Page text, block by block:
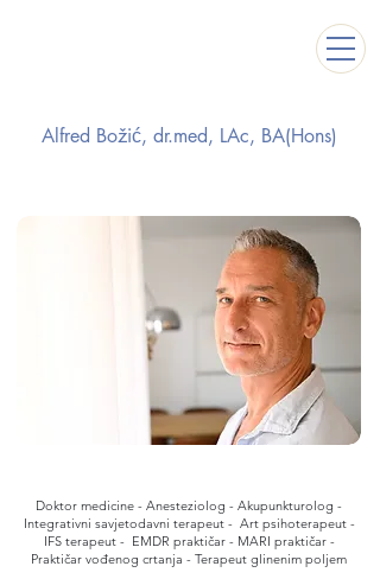
Alfred Božić, dr.med, LAc, BA(Hons)
Doktor medicine - Anesteziolog - Akupunkturolog -
Integrativni savjetodavni terapeut - Art psihoterapeut -
IFS terapeut - EMDR praktičar - MARI praktičar -
Praktičar vođenog crtanja - Terapeut glinenim poljem